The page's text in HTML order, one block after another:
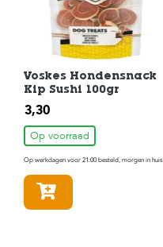
Voskes Hondensnack
Kip Sushi 100gr
3,30
Op voorraad
Op werkdagen voor 21:00 besteld, morgen in huis